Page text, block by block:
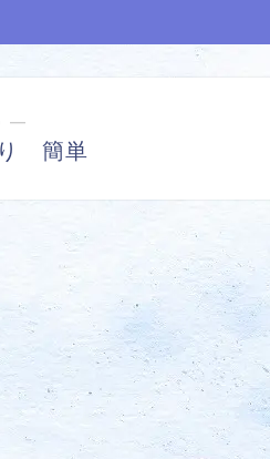
―
簡単